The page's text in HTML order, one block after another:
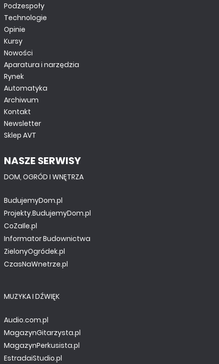
Podzespoły
Technologie
Opinie
Kursy
Nowości
Aparatura i narzędzia
Rynek
Automatyka
Archiwum
Kontakt
Newsletter
Sklep AVT
NASZE SERWISY
DOM, OGRÓD I WNĘTRZA
BudujemyDom.pl
Projekty.BudujemyDom.pl
CoZaIle.pl
Informator Budownictwa
ZielonyOgródek.pl
CzasNaWnetrze.pl
MUZYKA I DŹWIĘK
Audio.com.pl
MagazynGitarzysta.pl
MagazynPerkusista.pl
EstradaiStudio.pl